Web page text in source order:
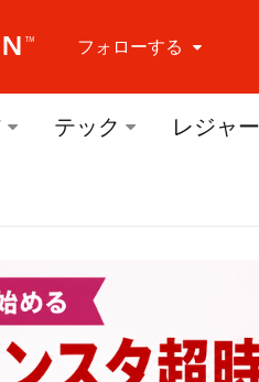
フォローする
フォローする
テック レジャー